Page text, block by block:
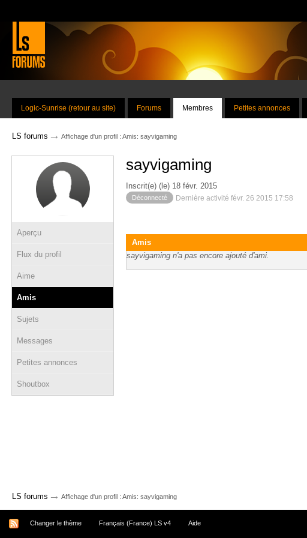
Logic-Sunrise (retour au site) Forums Membres Petites annonces
LS forums → Affichage d'un profil : Amis: sayvigaming
Aperçu
Flux du profil
Aime
Amis
Sujets
Messages
Petites annonces
Shoutbox
sayvigaming
Inscrit(e) (le) 18 févr. 2015
Déconnecté Dernière activité févr. 26 2015 17:58
Amis
sayvigaming n'a pas encore ajouté d'ami.
LS forums → Affichage d'un profil : Amis: sayvigaming
Changer le thème Français (France) LS v4 Aide